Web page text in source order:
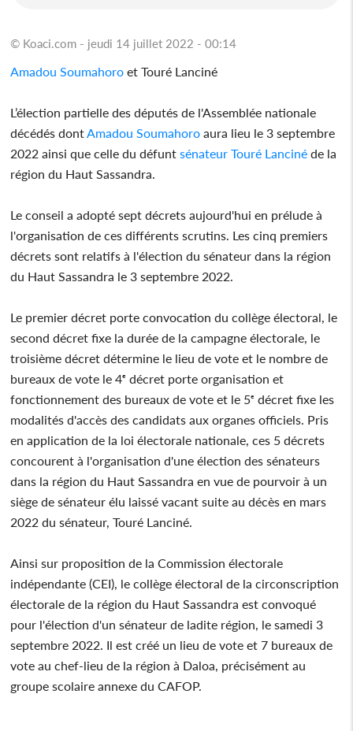
© Koaci.com - jeudi 14 juillet 2022 - 00:14
Amadou Soumahoro et Touré Lanciné
L’élection partielle des députés de l'Assemblée nationale
décédés dont Amadou Soumahoro aura lieu le 3 septembre
2022 ainsi que celle du défuntsénateur Touré Lanciné de la
région du Haut Sassandra.
Le conseil a adopté sept décrets aujourd'hui en prélude à
l'organisation de ces différents scrutins. Les cinq premiers
décrets sont relatifs à l'élection du sénateur dans la région
du Haut Sassandra le 3 septembre 2022.
Le premier décret porte convocation du collège électoral, le
second décret fixe la durée de la campagne électorale, le
troisième décret détermine le lieu de vote et le nombre de
bureaux de vote le 4ᵉ décret porte organisation et
fonctionnement des bureaux de vote et le 5ᵉ décret fixe les
modalités d'accès des candidats aux organes officiels. Pris
en application de la loi électorale nationale, ces 5 décrets
concourent à l'organisation d'une élection des sénateurs
dans la région du Haut Sassandra en vue de pourvoir à un
siège de sénateur élu laissé vacant suite au décès en mars
2022 du sénateur, Touré Lanciné.
Ainsi sur proposition de la Commission électorale
indépendante (CEI), le collège électoral de la circonscription
électorale de la région du Haut Sassandra est convoqué
pour l'élection d'un sénateur de ladite région, le samedi 3
septembre 2022. Il est créé un lieu de vote et 7 bureaux de
vote au chef-lieu de la région à Daloa, précisément au
groupe scolaire annexe du CAFOP.